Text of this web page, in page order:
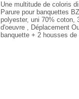
Une multitude de coloris
Parure pour banquettes
polyester, uni 70% coton,
d'oeuvre , Déplacement
banquette + 2 housses